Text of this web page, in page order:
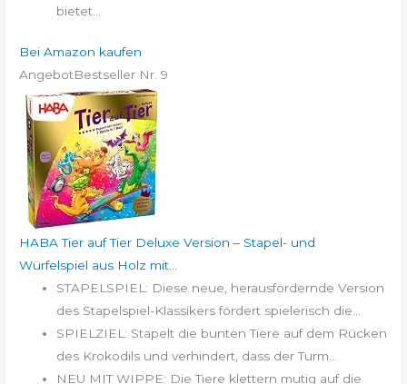
bietet...
Bei Amazon kaufen
AngebotBestseller Nr. 9
HABA Tier auf Tier Deluxe Version – Stapel- und
Würfelspiel aus Holz mit...
STAPELSPIEL: Diese neue, herausfordernde Version
des Stapelspiel-Klassikers fördert spielerisch die...
SPIELZIEL: Stapelt die bunten Tiere auf dem Rücken
des Krokodils und verhindert, dass der Turm...
NEU MIT WIPPE: Die Tiere klettern mutig auf die